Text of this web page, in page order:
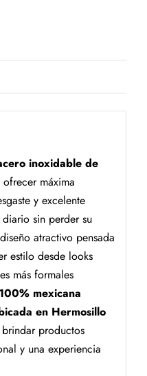
inoxidable de
máxima
y excelente
sin perder su
atractivo pensada
estilo desde looks
más formales
mexicana
en Hermosillo
productos
y una experiencia